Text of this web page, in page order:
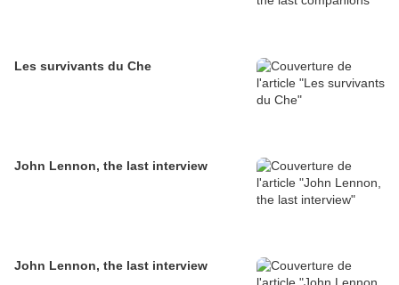
Les survivants du Che
John Lennon, the last interview
John Lennon, the last interview